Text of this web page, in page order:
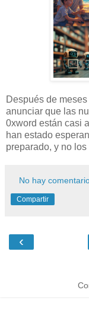
Después de
anunciar que las
0xword están casi
han estado
preparado, y no
No hay
Compartir
‹